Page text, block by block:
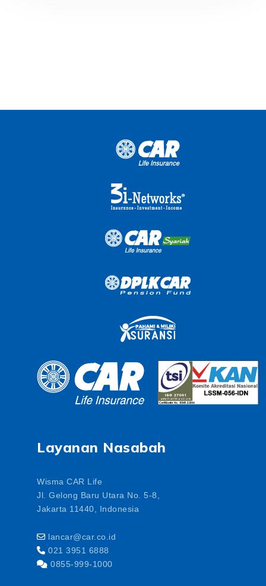
Layanan Nasabah
Wisma CAR Life
Jl. Gelong Baru Utara No. 5-8,
Jakarta 11440, Indonesia
lancar@car.co.id
021 3951 6888
0855-999-1000